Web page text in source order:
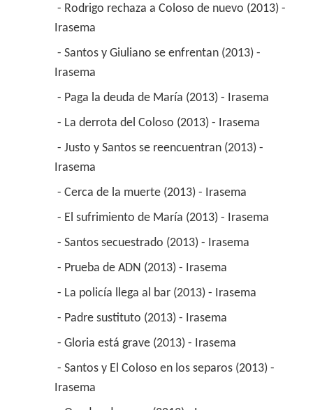
Irasema
Irasema
- Paga la deuda de María (2013) - Irasema
- La derrota del Coloso (2013) - Irasema
Irasema
- Cerca de la muerte (2013) - Irasema
- El sufrimiento de María (2013) - Irasema
- Santos secuestrado (2013) - Irasema
- Prueba de ADN (2013) - Irasema
- La policía llega al bar (2013) - Irasema
- Padre sustituto (2013) - Irasema
- Gloria está grave (2013) - Irasema
Irasema